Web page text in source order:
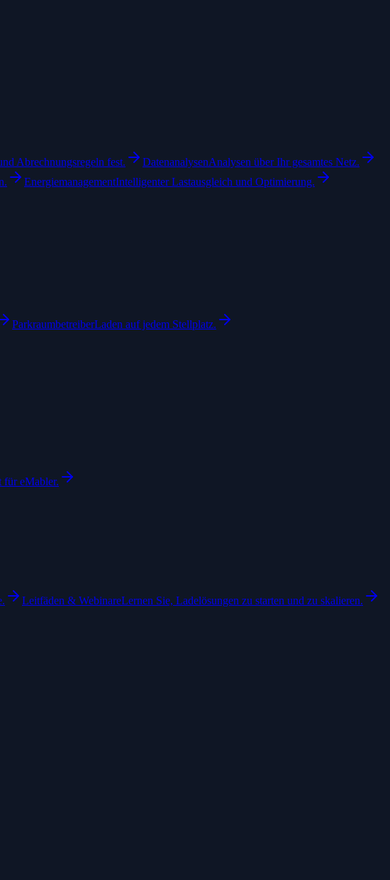
Abrechnungsregeln fest. DatenanalysenAnalysen über Ihr gesamtes Netz.
EnergiemanagementIntelligenter Lastausgleich und Optimierung.
ParkraumbetreiberLaden auf jedem Stellplatz.
für eMabler.
Leitfäden & WebinareLernen Sie, Ladelösungen zu starten und zu skalieren.